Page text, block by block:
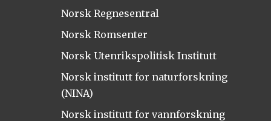
Norsk Regnesentral
Norsk Romsenter
Norsk Utenrikspolitisk Institutt
Norsk institutt for naturforskning
(NINA)
Norsk institutt for vannforskning